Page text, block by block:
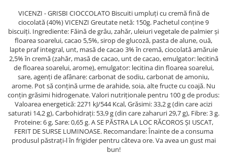
Sosuri Italiene
Sosuri de rosii si pasta de tomate
Sosuri paste
Produse proaspete
Blaturi de pizza
Branzeturi italiene
Mezeluri italiene
Dulciuri italiene
Biscuiti italieni
Prajituri, napolitane, cornuri
Solutii curatat suprafete baie
Solutii anticalcar
Igiena casei
Solutie curatat geamuri
Degresant mobila
Degresant universal
Parfum, odorizant camera
Detergenti pardoseli
Solutii anti insecte
Femei din Italia
Spumant de baie
Sapun Lichid sau Solid
Antibacterian Pentru Fata sau
Maini
Servetele umede, nazale
Parfumuri Italiene
Produse Igiena Dentara
Pasta de dinti
Periute de Dinti
Apa de Gura
Igiena intima
VICENZI - GRISBI CIOCCOLATO Biscuiti umpluți cu cremă fină de
ciocolată (40%) VICENZI Greutate netă: 150g. Pachetul conține 9
biscuiți. Ingrediente: Făină de grâu, zahăr, uleiuri vegetale de palmier și
floarea soarelui, cacao 5,5%, sirop de glucoză, pasta de alune, ouă,
lapte praf integral, unt, masă de cacao 3% în cremă, ciocolată amăruie
2,5% în cremă (zahăr, masă de cacao, unt de cacao, emulgator: lecitină
de floarea soarelui, arome), emulgator: lecitina din floarea soarelui,
sare, agenți de afânare: carbonat de sodiu, carbonat de amoniu,
arome. Pot să conțină urme de arahide, soia, alte fructe cu coajă. Nu
conțin grăsimi hidrogenate. Valori nutriționale pentru 100 g de produs:
Valoarea energetică: 2271 kJ/544 Kcal, Grăsimi: 33,2 g (din care acizi
saturati 14,2 g), Carbohidrați: 53,9 g (din care zaharuri 29,7 g), Fibre: 3 g.
Proteine: 6 g, Sare: 0,65 g. A SE PĂSTRA LA LOC RĂCOROS ȘI USCAT,
FERIT DE SURSE LUMINOASE. Recomandare: Înainte de a consuma
produsul păstrați-l în frigider pentru câteva ore. Va avea un gust mai
bun!